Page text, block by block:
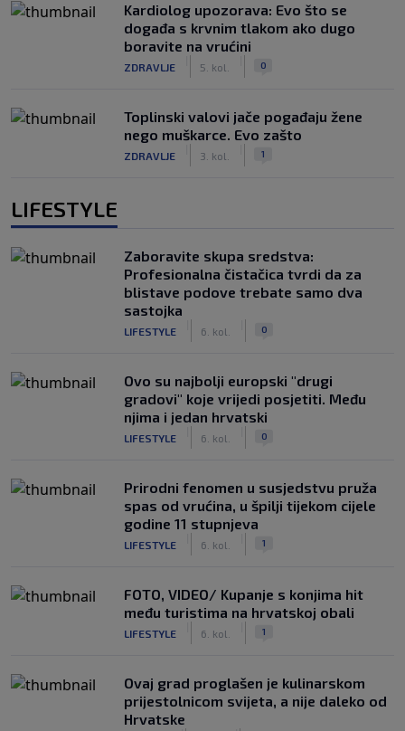
Kardiolog upozorava: Evo što se
događa s krvnim tlakom ako dugo
boravite na vrućini
ZDRAVLJE 5. kol. 0
Toplinski valovi jače pogađaju žene
nego muškarce. Evo zašto
ZDRAVLJE 3. kol. 1
LIFESTYLE
Zaboravite skupa sredstva:
Profesionalna čistačica tvrdi da za
blistave podove trebate samo dva
sastojka
LIFESTYLE 6. kol. 0
Ovo su najbolji europski "drugi
gradovi" koje vrijedi posjetiti. Među
njima i jedan hrvatski
LIFESTYLE 6. kol. 0
Prirodni fenomen u susjedstvu pruža
spas od vrućina, u špilji tijekom cijele
godine 11 stupnjeva
LIFESTYLE 6. kol. 1
FOTO, VIDEO/ Kupanje s konjima hit
među turistima na hrvatskoj obali
LIFESTYLE 6. kol. 1
Ovaj grad proglašen je kulinarskom
prijestolnicom svijeta, a nije daleko od
Hrvatske